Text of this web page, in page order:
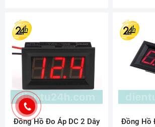
Đồng Hồ Đo Áp DC 2 Dây
Đồng Hồ